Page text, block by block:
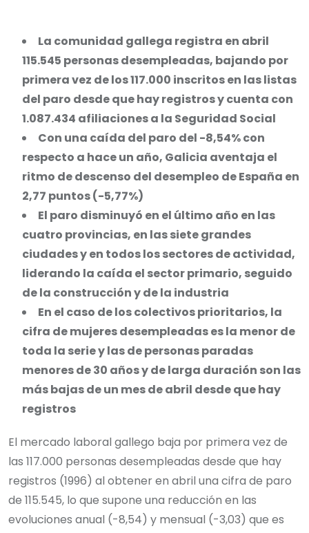
La comunidad gallega registra en abril
115.545 personas desempleadas, bajando por
primera vez de los 117.000 inscritos en las listas
del paro desde que hay registros y cuenta con
1.087.434 afiliaciones a la Seguridad Social
Con una caída del paro del -8,54% con
respecto a hace un año, Galicia aventaja el
ritmo de descenso del desempleo de España en
2,77 puntos (-5,77%)
El paro disminuyó en el último año en las
cuatro provincias, en las siete grandes
ciudades y en todos los sectores de actividad,
liderando la caída el sector primario, seguido
de la construcción y de la industria
En el caso de los colectivos prioritarios, la
cifra de mujeres desempleadas es la menor de
toda la serie y las de personas paradas
menores de 30 años y de larga duración son las
más bajas de un mes de abril desde que hay
registros
El mercado laboral gallego baja por primera vez de
las 117.000 personas desempleadas desde que hay
registros (1996) al obtener en abril una cifra de paro
de 115.545, lo que supone una reducción en las
evoluciones anual (-8,54) y mensual (-3,03) que es